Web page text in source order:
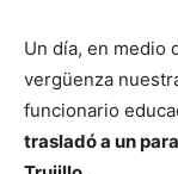
Un día, en medio
vergüenza
funcionario
trasladó a un